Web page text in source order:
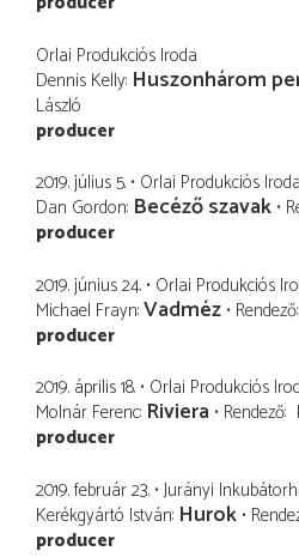
Orlai Produkciós Iroda
Dennis Kelly Huszonhárom
László
producer
2019. július 5. Orlai Produkciós Iroda
Dan Gordon Becéző szavak
producer
2019. június 24. Orlai Produkciós
Michael Frayn Vadméz Rendező
producer
2019. április 18. Orlai Produkciós
Molnár Ferenc Riviera Rendező
producer
2019. február 23. Jurányi
Kerékgyártó István Hurok
producer